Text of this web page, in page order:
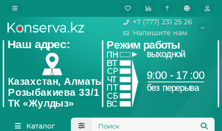
₸
+7 (777) 231 25 26
Напишите нам
Каталог